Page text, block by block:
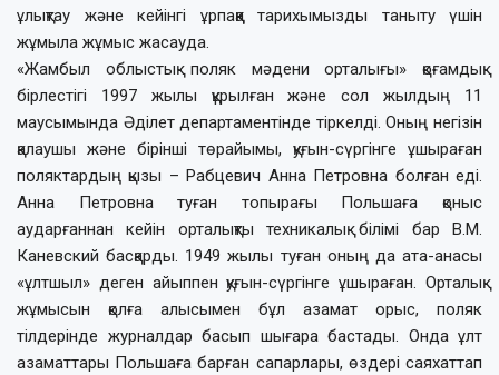
ұлықтау және кейінгі ұрпаққа тарихымызды таныту үшін
жұмыла жұмыс жасауда.
«Жамбыл облыстық поляк мәдени орталығы» қоғамдық
бірлестігі 1997 жылы құрылған және сол жылдың 11
маусымында Әділет департаментінде тіркелді. Оның негізін
қалаушы және бірінші төрайымы, қуғын-сүргінге ұшыраған
поляктардың қызы – Рабцевич Анна Петровна болған еді.
Анна Петровна туған топырағы Польшаға қоныс
аударғаннан кейін орталықты техникалық білімі бар В.М.
Каневский басқарды. 1949 жылы туған оның да ата-анасы
«ұлтшыл» деген айыппен қуғын-сүргінге ұшыраған. Орталық
жұмысын қолға алысымен бұл азамат орыс, поляк
тілдерінде журналдар басып шығара бастады. Онда ұлт
азаматтары Польшаға барған сапарлары, өздері саяхаттап